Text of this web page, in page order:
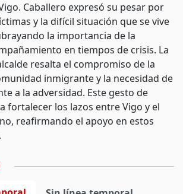
Caballero expresó su pesar por
y la difícil situación que se vive
la importancia de la
en tiempos de crisis. La
resalta el compromiso de la
inmigrante y la necesidad de
a la adversidad. Este gesto de
fortalecer los lazos entre Vigo y el
reafirmando el apoyo en estos